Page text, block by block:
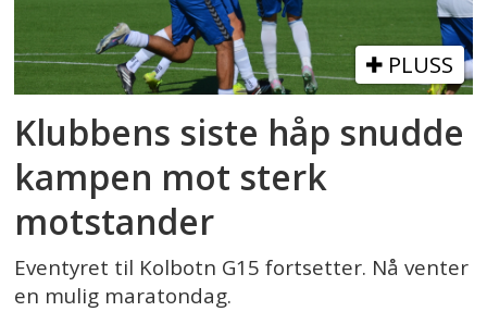
PLUSS
Klubbens siste håp snudde
kampen mot sterk
motstander
Eventyret til Kolbotn G15 fortsetter. Nå venter
en mulig maratondag.